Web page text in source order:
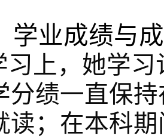
学业成绩与
习上，她学
分绩一直保
读；在本科